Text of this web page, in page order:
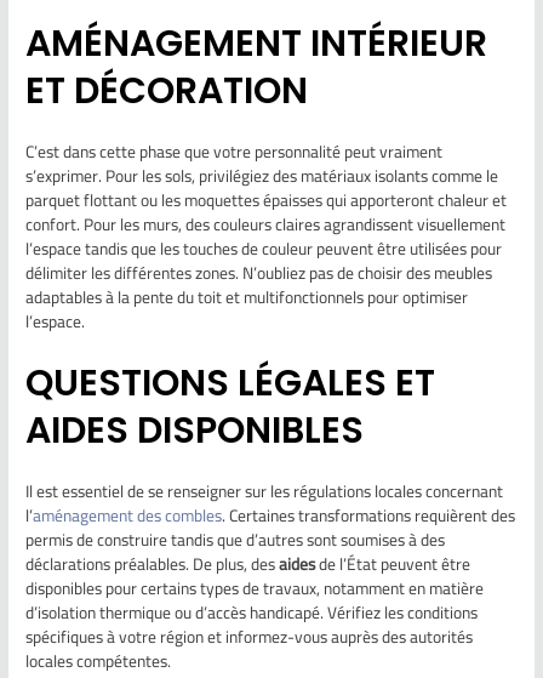
AMÉNAGEMENT INTÉRIEUR
ET DÉCORATION
C’est dans cette phase que votre personnalité peut vraiment
s’exprimer. Pour les sols, privilégiez des matériaux isolants comme le
parquet flottant ou les moquettes épaisses qui apporteront chaleur et
confort. Pour les murs, des couleurs claires agrandissent visuellement
l’espace tandis que les touches de couleur peuvent être utilisées pour
délimiter les différentes zones. N’oubliez pas de choisir des meubles
adaptables à la pente du toit et multifonctionnels pour optimiser
l’espace.
QUESTIONS LÉGALES ET
AIDES DISPONIBLES
Il est essentiel de se renseigner sur les régulations locales concernant
l’aménagement des combles. Certaines transformations requièrent des
permis de construire tandis que d’autres sont soumises à des
déclarations préalables. De plus, desaidesde l’État peuvent être
disponibles pour certains types de travaux, notamment en matière
d’isolation thermique ou d’accès handicapé. Vérifiez les conditions
spécifiques à votre région et informez-vous auprès des autorités
locales compétentes.